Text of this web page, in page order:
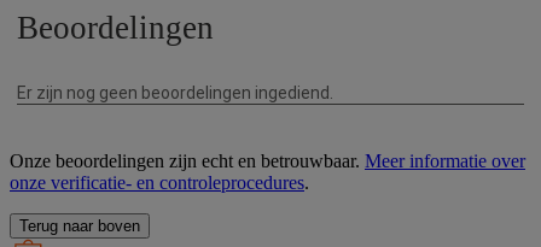
Onze beoordelingen zijn echt en betrouwbaar. Meer informatie over
onze verificatie- en controleprocedures.
Terug naar boven